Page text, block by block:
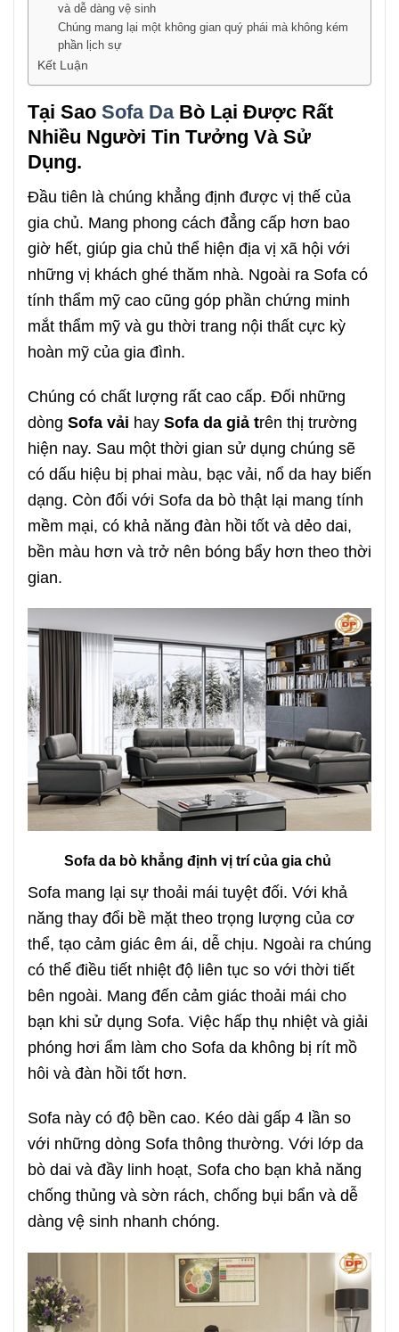
và dễ dàng vệ sinh
Chúng mang lại một không gian quý phái mà không kém
phần lịch sự
Kết Luận
Tại Sao Sofa DaBò Lại Được Rất
Nhiều Người Tin Tưởng Và Sử
Dụng.
Đầu tiên là chúng khẳng định được vị thế của
gia chủ. Mang phong cách đẳng cấp hơn bao
giờ hết, giúp gia chủ thể hiện địa vị xã hội với
những vị khách ghé thăm nhà. Ngoài ra Sofa có
tính thẩm mỹ cao cũng góp phần chứng minh
mắt thẩm mỹ và gu thời trang nội thất cực kỳ
hoàn mỹ của gia đình.
Chúng có chất lượng rất cao cấp. Đối những
dòng Sofa vải hay Sofa da giả trên thị trường
hiện nay. Sau một thời gian sử dụng chúng sẽ
có dấu hiệu bị phai màu, bạc vải, nổ da hay biến
dạng. Còn đối với Sofa da bò thật lại mang tính
mềm mại, có khả năng đàn hồi tốt và dẻo dai,
bền màu hơn và trở nên bóng bẩy hơn theo thời
gian.
Sofa da bò khẳng định vị trí của gia chủ
Sofa mang lại sự thoải mái tuyệt đối. Với khả
năng thay đổi bề mặt theo trọng lượng của cơ
thể, tạo cảm giác êm ái, dễ chịu. Ngoài ra chúng
có thể điều tiết nhiệt độ liên tục so với thời tiết
bên ngoài. Mang đến cảm giác thoải mái cho
bạn khi sử dụng Sofa. Việc hấp thụ nhiệt và giải
phóng hơi ẩm làm cho Sofa da không bị rít mồ
hôi và đàn hồi tốt hơn.
Sofa này có độ bền cao. Kéo dài gấp 4 lần so
với những dòng Sofa thông thường. Với lớp da
bò dai và đầy linh hoạt, Sofa cho bạn khả năng
chống thủng và sờn rách, chống bụi bẩn và dễ
dàng vệ sinh nhanh chóng.